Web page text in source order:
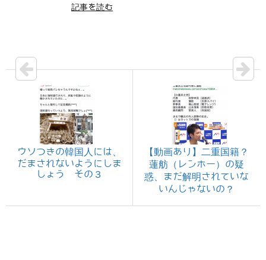
記事を読む
ウソつきの韓国人には、
だまされないようにしま
しょう その３
【動画あり】二重国籍？
蓮舫（レンホー）の疑
惑、まだ解明されていな
いんじゃないの？